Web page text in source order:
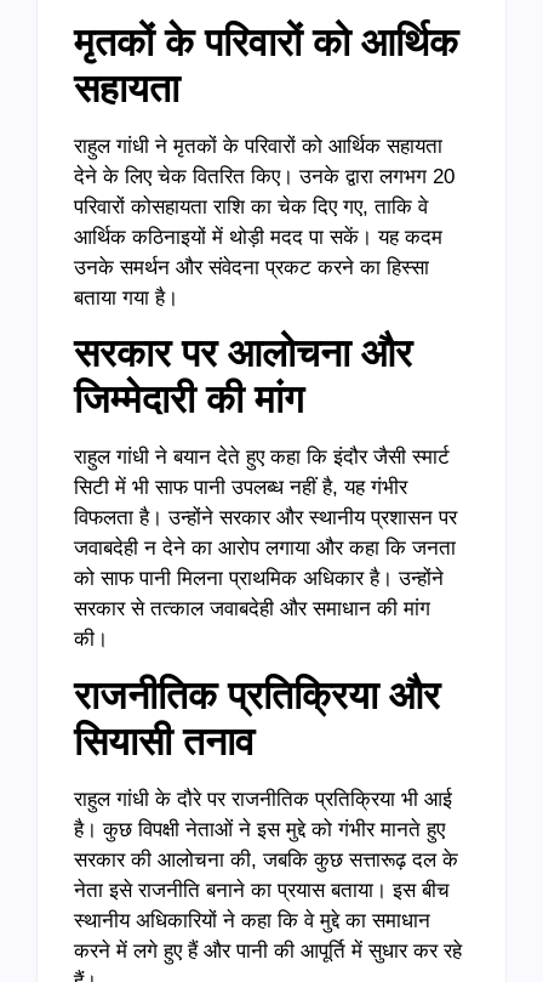
मृतकों के परिवारों को आर्थिक
सहायता
राहुल गांधी ने मृतकों के परिवारों को आर्थिक सहायता
देने के लिए चेक वितरित किए। उनके द्वारा लगभग 20
परिवारों कोसहायता राशि का चेक दिए गए, ताकि वे
आर्थिक कठिनाइयों में थोड़ी मदद पा सकें। यह कदम
उनके समर्थन और संवेदना प्रकट करने का हिस्सा
बताया गया है।
सरकार पर आलोचना और
जिम्मेदारी की मांग
राहुल गांधी ने बयान देते हुए कहा कि इंदौर जैसी स्मार्ट
सिटी में भी साफ पानी उपलब्ध नहीं है, यह गंभीर
विफलता है। उन्होंने सरकार और स्थानीय प्रशासन पर
जवाबदेही न देने का आरोप लगाया और कहा कि जनता
को साफ पानी मिलना प्राथमिक अधिकार है। उन्होंने
सरकार से तत्काल जवाबदेही और समाधान की मांग
की।
राजनीतिक प्रतिक्रिया और
सियासी तनाव
राहुल गांधी के दौरे पर राजनीतिक प्रतिक्रिया भी आई
है। कुछ विपक्षी नेताओं ने इस मुद्दे को गंभीर मानते हुए
सरकार की आलोचना की, जबकि कुछ सत्तारूढ़ दल के
नेता इसे राजनीति बनाने का प्रयास बताया। इस बीच
स्थानीय अधिकारियों ने कहा कि वे मुद्दे का समाधान
करने में लगे हुए हैं और पानी की आपूर्ति में सुधार कर रहे